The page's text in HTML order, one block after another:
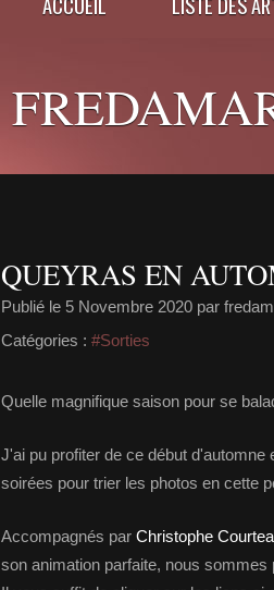
QUEYRAS EN
Publié le 5 Novembre 2020 par
Catégories : #Sorties
Quelle magnifique saison pour se
J'ai pu profiter de ce début
soirées pour trier les photos en cette
Accompagnés par Christophe
son animation parfaite, nous